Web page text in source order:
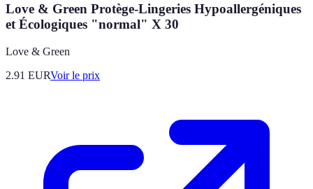
Love & Green Protège-Lingeries Hypoallergéniques
et Écologiques "normal" X 30
Love & Green
2.91 EURVoir le prix